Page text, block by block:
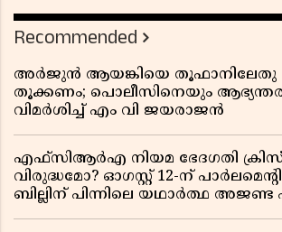
Recommended
അർജുൻ ആയങ്കിയെ തൂഫാനിലേതു
തൂക്കണം; പൊലീസിനെയും
വിമർശിച്ച് എം വി ജയരാജൻ
എഫ്സിആർഎ നിയമ ഭേദഗതി
വിരുദ്ധമോ? ഓഗസ്റ്റ് 12-ന്
ബില്ലിന് പിന്നിലെ യഥാർത്ഥ അജണ്ട